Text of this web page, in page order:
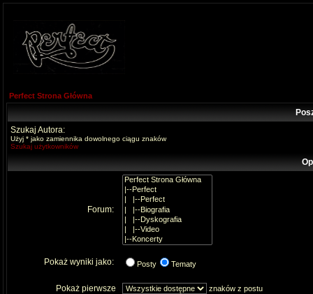
Perfect Strona Główna
Szukaj Autora:
Użyj * jako zamiennika dowolnego ciągu znaków
Szukaj użytkowników
Forum:
Pokaż wyniki jako: Posty Tematy
Pokaż pierwsze znaków z postu